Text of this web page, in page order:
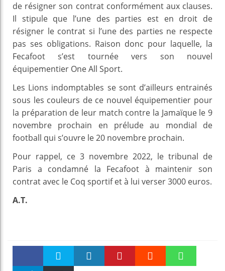
de résigner son contrat conformément aux clauses.
Il stipule que l’une des parties est en droit de
résigner le contrat si l’une des parties ne respecte
pas ses obligations. Raison donc pour laquelle, la
Fecafoot s’est tournée vers son nouvel
équipementier One All Sport.
Les Lions indomptables se sont d’ailleurs entrainés
sous les couleurs de ce nouvel équipementier pour
la préparation de leur match contre la Jamaïque le 9
novembre prochain en prélude au mondial de
football qui s’ouvre le 20 novembre prochain.
Pour rappel, ce 3 novembre 2022, le tribunal de
Paris a condamné la Fecafoot à maintenir son
contrat avec le Coq sportif et à lui verser 3000 euros.
A.T.